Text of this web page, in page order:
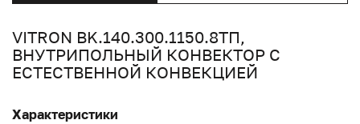
VITRON BK.140.300.1150.8ТП,
ВНУТРИПОЛЬНЫЙ КОНВЕКТОР С
ЕСТЕСТВЕННОЙ КОНВЕКЦИЕЙ
Характеристики